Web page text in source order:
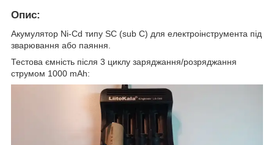
Опис:
Акумулятор Ni-Cd типу SC (sub C) для електроінструмента під
зварювання або паяння.
Тестова ємність після 3 циклу заряджання/розряджання
струмом 1000 mAh: